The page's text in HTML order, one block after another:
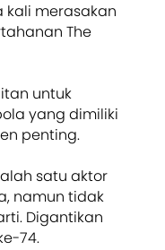
kali merasakan
The
untuk
yang dimiliki
penting.
satu aktor
namun tidak
Digantikan
74.